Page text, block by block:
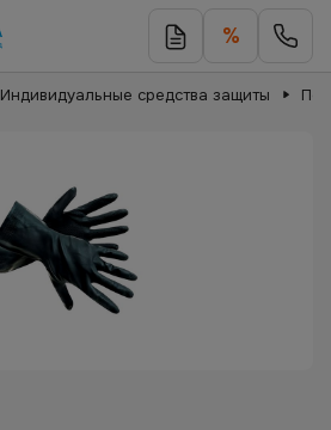
%
Индивидуальные средства защиты